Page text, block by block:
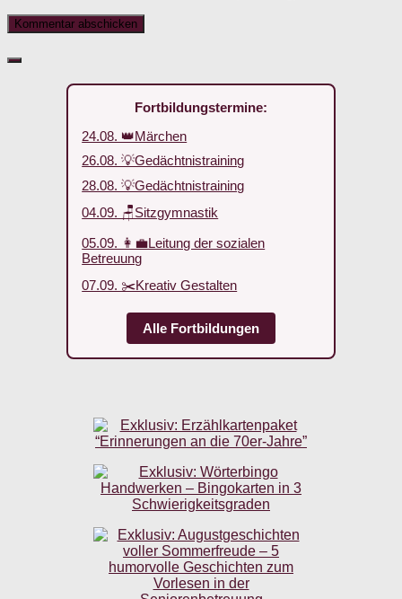
Fortbildungstermine:
24.08. 👑Märchen
26.08. 💡Gedächtnistraining
28.08. 💡Gedächtnistraining
04.09. 🪑Sitzgymnastik
05.09. 👩‍💼Leitung der sozialen
Betreuung
07.09. ✂️Kreativ Gestalten
Alle Fortbildungen